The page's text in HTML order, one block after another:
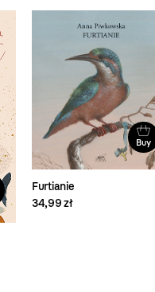
Buy
Furtianie
34,99 zł